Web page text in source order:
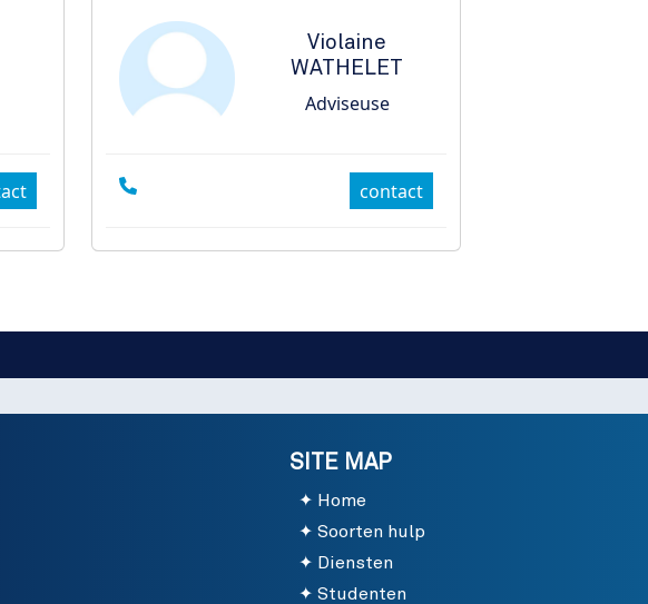
Violaine
WATHELET
Adviseuse
contact
SITE MAP
Home
Soorten hulp
Diensten
Studenten